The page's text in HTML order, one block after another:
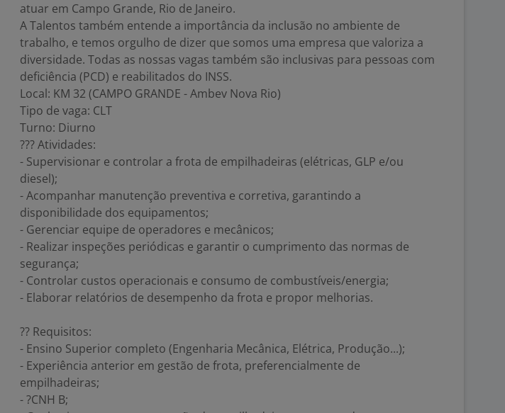
atuar em Campo Grande, Rio de Janeiro.
A Talentos também entende a importância da inclusão no ambiente de
trabalho, e temos orgulho de dizer que somos uma empresa que valoriza a
diversidade. Todas as nossas vagas também são inclusivas para pessoas com
deficiência (PCD) e reabilitados do INSS.
Local: KM 32 (CAMPO GRANDE - Ambev Nova Rio)
Tipo de vaga: CLT
Turno: Diurno
??? Atividades:
- Supervisionar e controlar a frota de empilhadeiras (elétricas, GLP e/ou
diesel);
- Acompanhar manutenção preventiva e corretiva, garantindo a
disponibilidade dos equipamentos;
- Gerenciar equipe de operadores e mecânicos;
- Realizar inspeções periódicas e garantir o cumprimento das normas de
segurança;
- Controlar custos operacionais e consumo de combustíveis/energia;
- Elaborar relatórios de desempenho da frota e propor melhorias.
?? Requisitos:
- Ensino Superior completo (Engenharia Mecânica, Elétrica, Produção...);
- Experiência anterior em gestão de frota, preferencialmente de
empilhadeiras;
- ?CNH B;